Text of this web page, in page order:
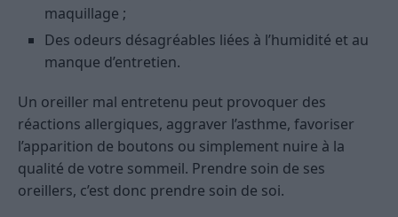
maquillage ;
Des odeurs désagréables liées à l’humidité et au
manque d’entretien.
Un oreiller mal entretenu peut provoquer des
réactions allergiques, aggraver l’asthme, favoriser
l’apparition de boutons ou simplement nuire à la
qualité de votre sommeil. Prendre soin de ses
oreillers, c’est donc prendre soin de soi.